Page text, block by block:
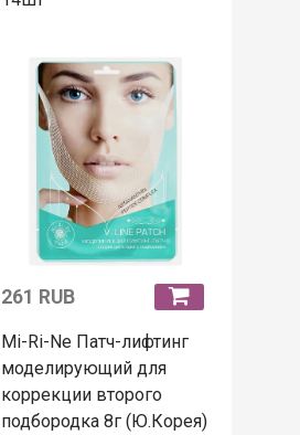
261 RUB
Mi-Ri-Ne Патч-лифтинг
моделирующий для
коррекции второго
подбородка 8г (Ю.Корея)